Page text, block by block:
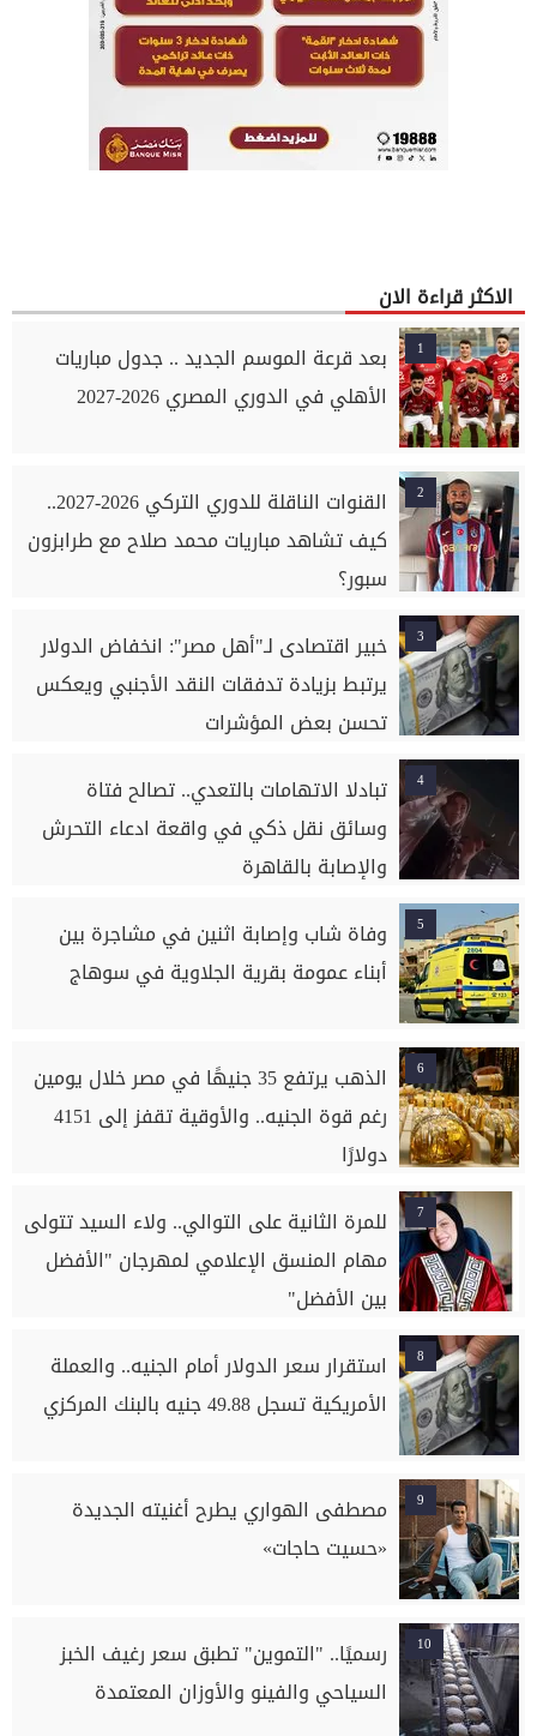
الاكثر قراءة الان
1
بعد قرعة الموسم الجديد .. جدول مباريات
الأهلي في الدوري المصري 2026-2027
2
القنوات الناقلة للدوري التركي 2026-2027..
كيف تشاهد مباريات محمد صلاح مع طرابزون
سبور؟
3
خبير اقتصادى لـ"أهل مصر": انخفاض الدولار
يرتبط بزيادة تدفقات النقد الأجنبي ويعكس
تحسن بعض المؤشرات
4
تبادلا الاتهامات بالتعدي.. تصالح فتاة
وسائق نقل ذكي في واقعة ادعاء التحرش
والإصابة بالقاهرة
5
وفاة شاب وإصابة اثنين في مشاجرة بين
أبناء عمومة بقرية الجلاوية في سوهاج
6
الذهب يرتفع 35 جنيهًا في مصر خلال يومين
رغم قوة الجنيه.. والأوقية تقفز إلى 4151
دولارًا
7
للمرة الثانية على التوالي.. ولاء السيد تتولى
مهام المنسق الإعلامي لمهرجان "الأفضل
بين الأفضل"
8
استقرار سعر الدولار أمام الجنيه.. والعملة
الأمريكية تسجل 49.88 جنيه بالبنك المركزي
9
مصطفى الهواري يطرح أغنيته الجديدة
«حسيت حاجات»
10
رسميًا.. "التموين" تطبق سعر رغيف الخبز
السياحي والفينو والأوزان المعتمدة